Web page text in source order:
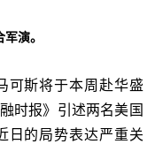
演。
可斯将于本周赴华盛
时报》引述两名美国
日的局势表达严重关